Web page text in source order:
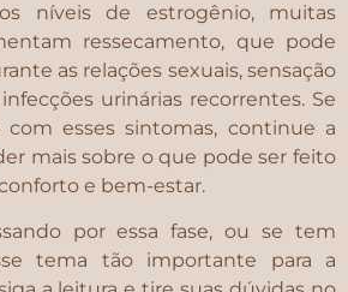
níveis de estrogênio, muitas
ressecamento, que pode
as relações sexuais, sensação
urinárias recorrentes. Se
esses sintomas, continue a
mais sobre o que pode ser feito
e bem-estar.
por essa fase, ou se tem
tema tão importante para a